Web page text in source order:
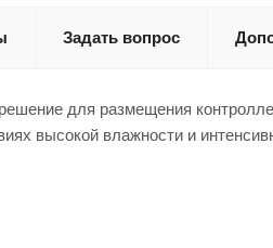
Задать вопрос
для размещения
высокой влажности и